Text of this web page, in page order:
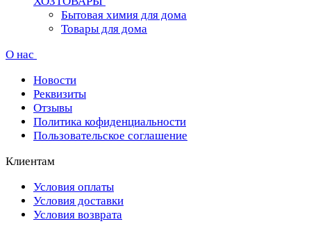
Бытовая химия для дома
Товары для дома
О нас
Новости
Реквизиты
Отзывы
Политика кофиденциальности
Пользовательское соглашение
Клиентам
Условия оплаты
Условия доставки
Условия возврата